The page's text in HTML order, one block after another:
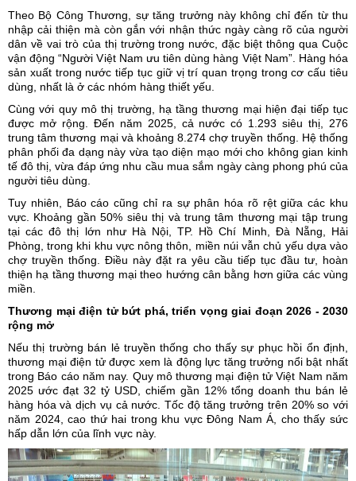
Theo Bộ Công Thương, sự tăng trưởng này không chỉ đến từ thu
nhập cải thiện mà còn gắn với nhận thức ngày càng rõ của người
dân về vai trò của thị trường trong nước , đặc biệt thông qua Cuộc
vận động “Người Việt Nam ưu tiên dùng hàng Việt Nam”. Hàng hóa
sản xuất trong nước tiếp tục giữ vị trí quan trọng trong cơ cấu tiêu
dùng, nhất là ở các nhóm hàng thiết yếu.
Cùng với quy mô thị trường, hạ tầng thương mại hiện đại tiếp tục
được mở rộng. Đến năm 2025, cả nước có 1.293 siêu thị, 276
trung tâm thương mại và khoảng 8.274 chợ truyền thống. Hệ thống
phân phối đa dạng này vừa tạo diện mạo mới cho không gian kinh
tế đô thị, vừa đáp ứng nhu cầu mua sắm ngày càng phong phú của
người tiêu dùng.
Tuy nhiên, Báo cáo cũng chỉ ra sự phân hóa rõ rệt giữa các khu
vực. Khoảng gần 50% siêu thị và trung tâm thương mại tập trung
tại các đô thị lớn như Hà Nội, TP. Hồ Chí Minh, Đà Nẵng, Hải
Phòng, trong khi khu vực nông thôn, miền núi vẫn chủ yếu dựa vào
chợ truyền thống. Điều này đặt ra yêu cầu tiếp tục đầu tư, hoàn
thiện hạ tầng thương mại theo hướng cân bằng hơn giữa các vùng
miền.
Thương mại điện tử bứt phá, triển vọng giai đoạn 2026 - 2030
rộng mở
Nếu thị trường bán lẻ truyền thống cho thấy sự phục hồi ổn định,
thương mại điện tửđược xem là động lực tăng trưởng nổi bật nhất
trong Báo cáo năm nay. Quy mô thương mại điện tử Việt Nam năm
2025 ước đạt 32 tỷ USD, chiếm gần 12% tổng doanh thu bán lẻ
hàng hóa và dịch vụ cả nước. Tốc độ tăng trưởng trên 20% so với
năm 2024, cao thứ hai trong khu vực Đông Nam Á, cho thấy sức
hấp dẫn lớn của lĩnh vực này.